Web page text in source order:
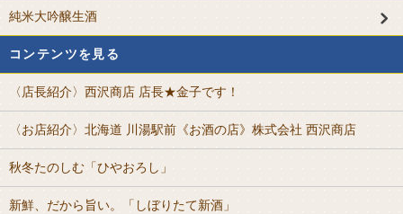
純米大吟醸生酒
コンテンツを見る
〈店長紹介〉西沢商店 店長★金子です！
〈お店紹介〉北海道 川湯駅前《お酒の店》株式会社 西沢商店
秋冬たのしむ「ひやおろし」
新鮮、だから旨い。「しぼりたて新酒」